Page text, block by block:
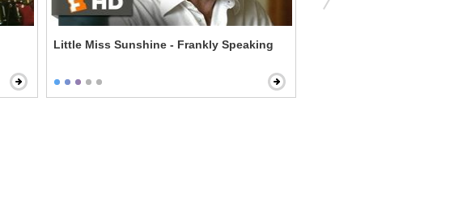
Little Miss Sunshine - Frankly Speaking